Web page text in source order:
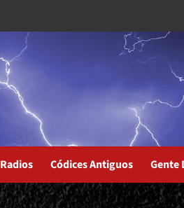
Radios Códices Antiguos Gente